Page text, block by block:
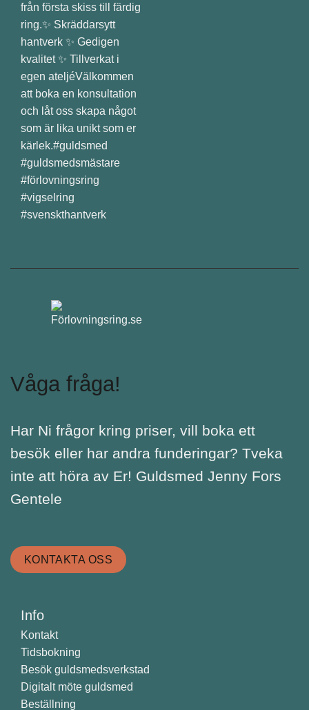
från första skiss till färdig
ring.✨ Skräddarsytt
hantverk ✨ Gedigen
kvalitet ✨ Tillverkat i
egen ateljéVälkommen
att boka en konsultation
och låt oss skapa något
som är lika unikt som er
kärlek.#guldsmed
#guldsmedsmästare
#förlovningsring
#vigselring
#svenskthantverk
Våga fråga!
Har Ni frågor kring priser, vill boka ett
besök eller har andra funderingar? Tveka
inte att höra av Er! Guldsmed Jenny Fors
Gentele
KONTAKTA OSS
Info
Kontakt
Tidsbokning
Besök guldsmedsverkstad
Digitalt möte guldsmed
Beställning